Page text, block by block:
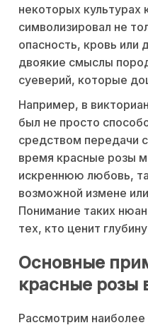
некоторых культурах
символизировал не
опасность, кровь или
двоякие смыслы
суеверий, которые
Например, в
был не просто
средством передачи
время красные розы
искреннюю любовь,
возможной измене
Понимание таких
тех, кто ценит
Основные
красные розы
Рассмотрим